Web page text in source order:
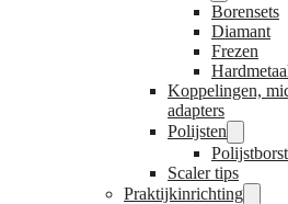
Borensets
Diamant
Frezen
Koppelingen,
adapters
Polijsten
Scaler tips
Praktijkinrichting